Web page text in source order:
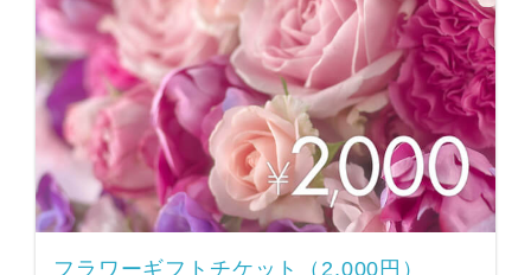
フラワーギフトチケット（2,000円）